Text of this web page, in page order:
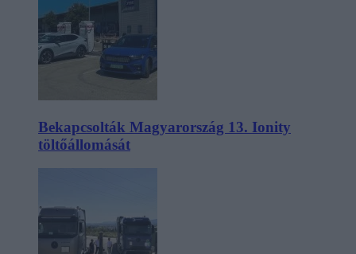
Bekapcsolták Magyarország 13. Ionity
töltőállomását